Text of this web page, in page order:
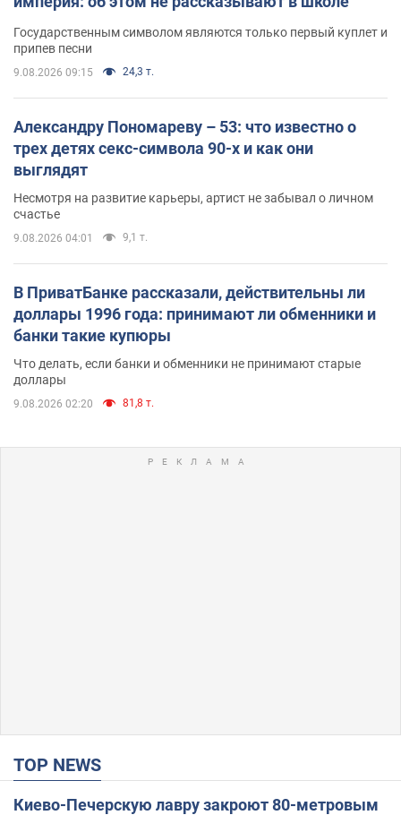
Государственным символом являются только первый куплет и
припев песни
9.08.2026 09:15 24,3 т.
Александру Пономареву – 53: что известно о
трех детях секс-символа 90-х и как они
выглядят
Несмотря на развитие карьеры, артист не забывал о личном
счастье
9.08.2026 04:01 9,1 т.
В ПриватБанке рассказали, действительны ли
доллары 1996 года: принимают ли обменники и
банки такие купюры
Что делать, если банки и обменники не принимают старые
доллары
9.08.2026 02:20 81,8 т.
TOP NEWS
Киево-Печерскую лавру закроют 80-метровым